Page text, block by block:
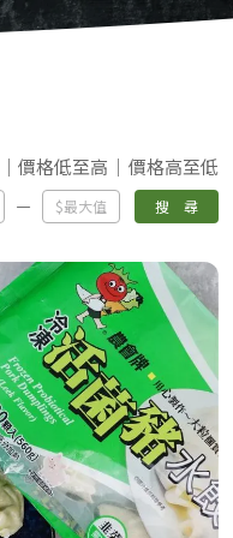
價格低至高
價格高至低
搜 尋